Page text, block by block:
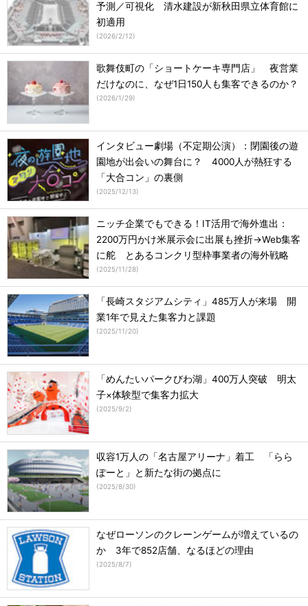
予測／可視化 清水建設が新秋田県立体育館に
初適用
(2026/2/12)
歌舞伎町の「ショートケーキ専門店」 夜営業
だけなのに、なぜ1日150人も集客できるのか？
(2026/1/29)
インタビュー劇場（不定期公演）：閉園後の遊
園地が出会いの舞台に？ 4000人が熱狂する
「大合コン」の裏側
(2025/12/13)
ニッチ企業でもできる！IT活用で海外進出：
2200万円かけ米展示会に出展も挫折→Web集客
に舵 とあるコンクリ型枠事業者の海外戦略
(2025/11/28)
「長崎スタジアムシティ」485万人が来場 開
業1年で見えた集客力と課題
(2025/11/20)
「めんたいパークびわ湖」400万人突破 明太
子×体験型で集客力拡大
(2025/9/2)
収容1万人の「名古屋アリーナ」着工 「らら
ぽーと」と新たな街の拠点に
(2025/8/30)
なぜローソンのクレーンゲームが増えているの
か 3年で852店舗、なるほどの理由
(2025/8/7)